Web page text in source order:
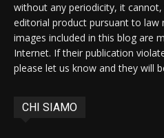
without any periodicity, it
editorial product pursuant to law
images included in this blog are
Internet. If their publication
please let us know and they will
CHI SIAMO